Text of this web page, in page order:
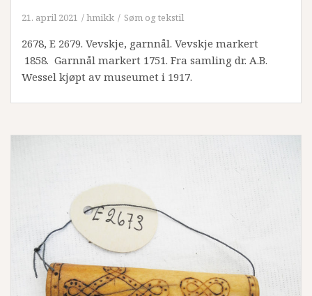
21. april 2021 hmikk Søm og tekstil
2678, E 2679. Vevskje, garnnål. Vevskje markert
1858. Garnnål markert 1751. Fra samling dr. A.B.
Wessel kjøpt av museumet i 1917.